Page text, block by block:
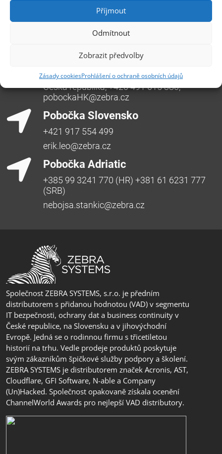
Příjmout
Odmítnout
Zobrazit předvolby
Zásady cookiesProhlášení o ochraně osobních údajů
Opavská 6230/29a,708 00 Ostrava-Poruba
Česká republika, +420 596 912 961,
info@zebra.cz
Pobočka Hradec Králové
Třída SNP 402/48, 500 03 Hradec Králové
Česká republika, +420 491 615 380,
pobockaHK@zebra.cz
Pobočka Slovensko
+421 917 554 499
erik.leo@zebra.cz
Pobočka Adriatic
+385 99 3241 770 (HR) +381 61 6231 777
(SRB)
nebojsa.stankic@zebra.cz
Společnost ZEBRA SYSTEMS, s.r.o. je předním
distributorem s přidanou hodnotou (VAD) v segmentu
IT bezpečnosti, ochrany dat a business continuity v
České republice, na Slovensku a v jihovýchodní
Evropě. Jedná se o rodinnou firmu s třicetiletou
historií na trhu. Vedle prodeje produktů poskytuje
svým zákazníkům špičkové služby podpory a školení.
ZEBRA SYSTEMS je distributorem značek Acronis, AST,
Cloudflare, GFI Software, N-able a Company
(Un)Hacked. Společnost opakovaně získala ocenění
ChannelWorld Awards pro nejlepší VAD distributory.